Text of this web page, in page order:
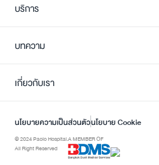
บริการ
บทความ
เกี่ยวกับเรา
นโยบายความเป็นส่วนตัวนโยบาย Cookie
© 2024 Paolo Hospital.
All Right Reserved
A MEMBER OF